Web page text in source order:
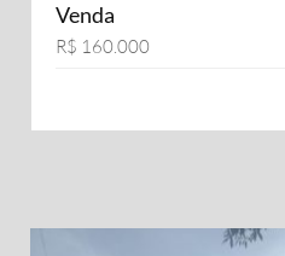
Venda
R$ 160.000